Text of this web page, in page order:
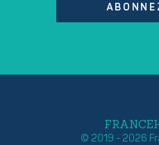
© 2019 - 2026